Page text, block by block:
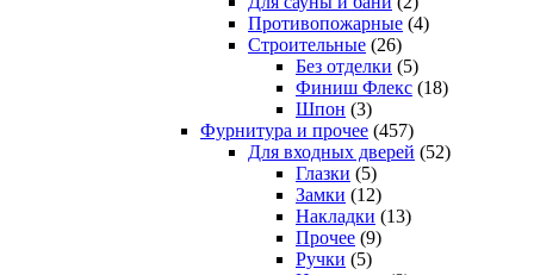
Противопожарные (4)
Строительные (26)
Без отделки (5)
Финиш Флекс (18)
Шпон (3)
Фурнитура и прочее (457)
Для входных дверей (52)
Глазки (5)
Замки (12)
Накладки (13)
Прочее (9)
Ручки (5)